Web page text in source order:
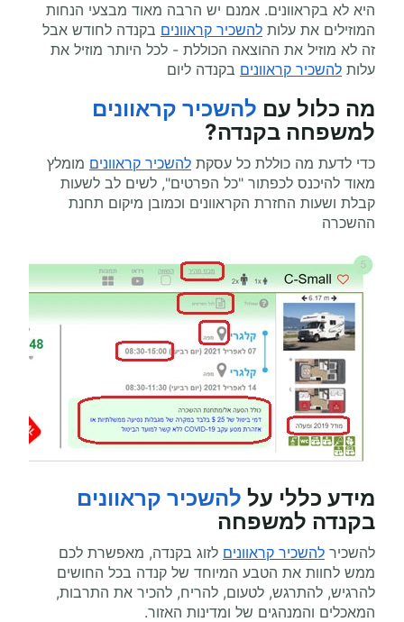
היא לא בקראוונים. אמנם יש הרבה מאוד מבצעי הנחות
המוזילים את עלות להשכיר קראוונים בקנדה לחודש אבל
זה לא מוזיל את ההוצאה הכוללת - לכל היותר מוזיל את
עלות להשכיר קראוונים בקנדה ליום
מה כלול עם להשכיר קראוונים
למשפחה בקנדה?
כדי לדעת מה כוללת כל עסקת להשכיר קראוונים מומלץ
מאוד להיכנס לכפתור "כל הפרטים", לשים לב לשעות
קבלת ושעות החזרת הקראוונים וכמובן מיקום תחנת
ההשכרה
מידע כללי על להשכיר קראוונים
בקנדה למשפחה
להשכיר להשכיר קראוונים לזוג בקנדה, מאפשרת לכם
ממש לחוות את הטבע המיוחד של קנדה בכל החושים
להרגיש, להתרגש, לטעום, להריח, להכיר את התרבות,
המאכלים והמנהגים של ומדינות האזור.